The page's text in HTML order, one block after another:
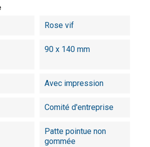
Rose vif
90 x 140 mm
Avec impression
Comité d'entreprise
Patte pointue non
gommée